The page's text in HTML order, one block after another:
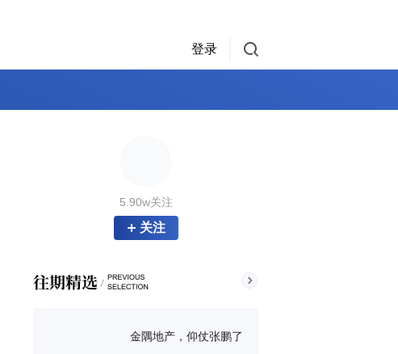
登录
5.90w关注
关注
金隅地产，仰仗张鹏了